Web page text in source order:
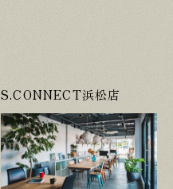
S.CONNECT浜松店